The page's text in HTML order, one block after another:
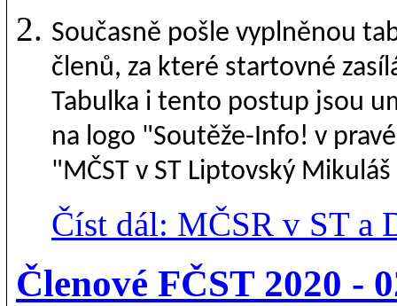
Současně pošle vyplněnou
členů, za které startovné
Tabulka i tento postup jsou
na logo "Soutěže-Info! v
"MČST v ST Liptovský
Číst dál: MČSR v ST a
Členové FČST 2020 -